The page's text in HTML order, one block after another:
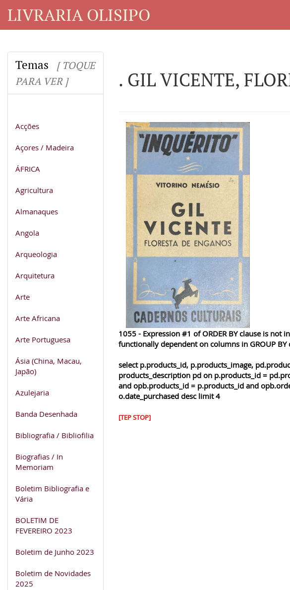
LIVRARIA OLISIPO
Temas
[ TOQUE
PARA VER ]
Acções
Açores / Madeira
ÁFRICA
Agricultura
Almanaques
Angola
Arqueologia
Arquitetura
Arte
Arte Africana
Arte Portuguesa
Ásia (China, Macau,
Japão)
Azulejaria
Banda Desenhada
Bibliografia / Bibliofilia
Biografias / In
Memoriam
Boletim Bibliografia e
Vária
BOLETIM DE
FEVEREIRO 2023
Boletim de Junho 2023
Boletim de Novidades
2025
. GIL VICENTE,
1055 - Expression #1 of ORDER BY clause is not
functionally dependent on columns in GROUP
select p.products_id, p.products_image,
products_description pd on p.products_id =
and opb.products_id = p.products_id and
o.date_purchased desc limit 4
[TEP STOP]